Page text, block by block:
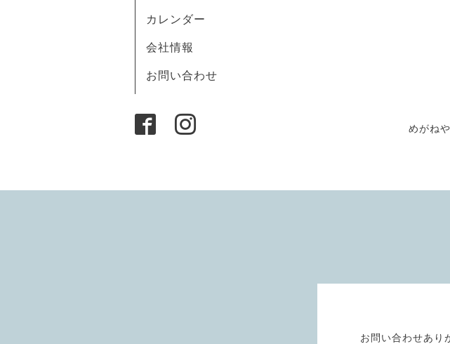
めがね
カレンダー
会社情報
お問い合わせ
お問い合わせあり